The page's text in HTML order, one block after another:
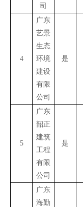
司
4
广东
艺景
生态
环境
建设
有限
公司
是
5
广东
韶正
建筑
工程
有限
公司
是
广东
海勤